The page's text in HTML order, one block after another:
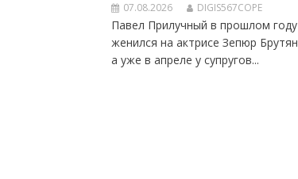
07.08.2026 DIGIS567COPE
Павел Прилучный в прошлом году
женился на актрисе Зепюр
а уже в апреле у супругов...